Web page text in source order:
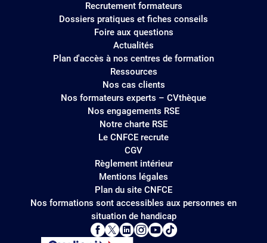
Recrutement formateurs
Dossiers pratiques et fiches conseils
Foire aux questions
Actualités
Plan d'accès à nos centres de formation
Ressources
Nos cas clients
Nos formateurs experts – CVthèque
Nos engagements RSE
Notre charte RSE
Le CNFCE recrute
CGV
Règlement intérieur
Mentions légales
Plan du site CNFCE
Nos formations sont accessibles aux personnes en
situation de handicap